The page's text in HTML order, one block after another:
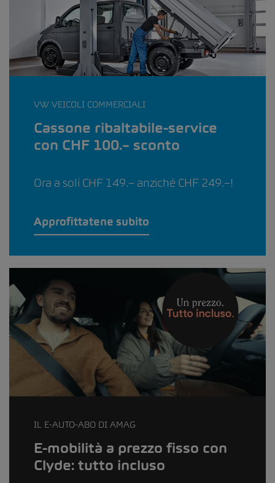
VW VEICOLI COMMERCIALI
Cassone ribaltabile-service
con CHF 100.– sconto
Ora a soli CHF 149.– anziché CHF 249.–!
Approfittatene subito
IL E-AUTO-ABO DI AMAG
E-mobilità a prezzo fisso con
Clyde: tutto incluso